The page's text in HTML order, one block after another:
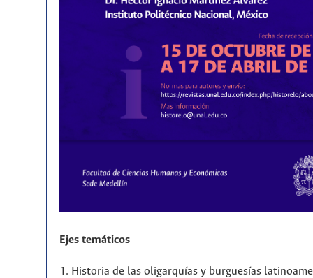
Ejes temáticos
1. Historia de las oligarquías y burguesías